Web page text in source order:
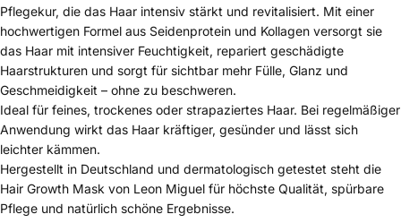
Pflegekur, die das Haar intensiv stärkt und revitalisiert. Mit einer
hochwertigen Formel aus Seidenprotein und Kollagen versorgt sie
das Haar mit intensiver Feuchtigkeit, repariert geschädigte
Haarstrukturen und sorgt für sichtbar mehr Fülle, Glanz und
Geschmeidigkeit – ohne zu beschweren.
Ideal für feines, trockenes oder strapaziertes Haar. Bei regelmäßiger
Anwendung wirkt das Haar kräftiger, gesünder und lässt sich
leichter kämmen.
Hergestellt in Deutschland und dermatologisch getestet steht die
Hair Growth Mask von Leon Miguel für höchste Qualität, spürbare
Pflege und natürlich schöne Ergebnisse.